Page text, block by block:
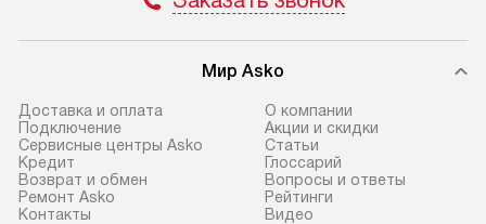
Мир Asko
Доставка и оплата
Подключение
Сервисные центры Asko
Кредит
Возврат и обмен
Ремонт Asko
Контакты
О компании
Акции и скидки
Статьи
Глоссарий
Вопросы и ответы
Рейтинги
Видео